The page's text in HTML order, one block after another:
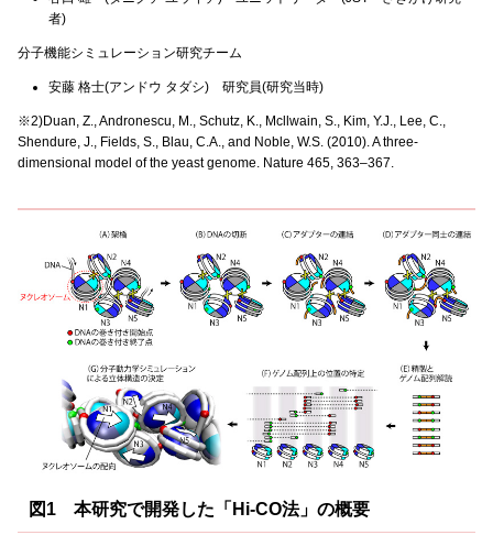
者)
分子機能シミュレーション研究チーム
安藤 格士(アンドウ タダシ) 研究員(研究当時)
※2)Duan, Z., Andronescu, M., Schutz, K., Mcllwain, S., Kim, Y.J., Lee, C.,
Shendure, J., Fields, S., Blau, C.A., and Noble, W.S. (2010). A three-
dimensional model of the yeast genome. Nature 465, 363–367.
図1 本研究で開発した「Hi-CO法」の概要